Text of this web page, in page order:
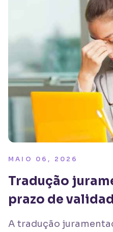
MAIO 06, 2026
Tradução
prazo de
A tradução